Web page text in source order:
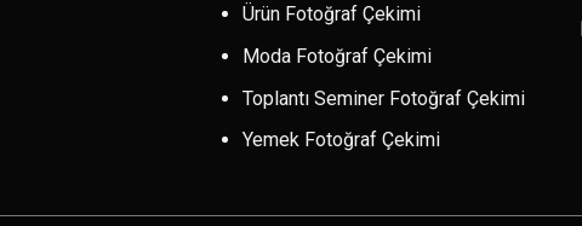
Ürün Fotoğraf Çekimi
Moda Fotoğraf Çekimi
Toplantı Seminer Fotoğraf Çekimi
Yemek Fotoğraf Çekimi